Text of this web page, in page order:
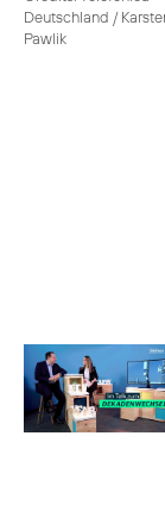
Deutschland /
Pawlik